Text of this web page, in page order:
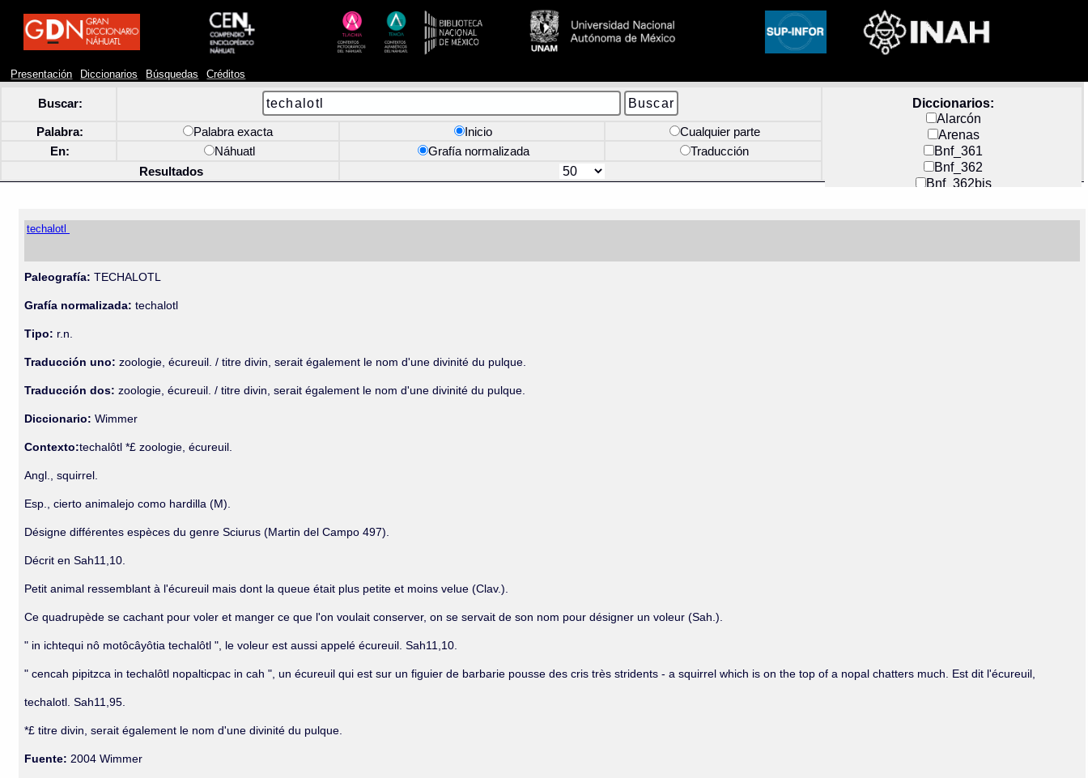
Presentación Diccionarios Búsquedas Créditos
Buscar:
Diccionarios:
Alarcón
Arenas
Bnf_361
Bnf_362
Bnf_362bis
Docs_México
Palabra: Palabra exacta Inicio
Cualquier parte
En:
Náhuatl Grafía normalizada
Traducción
Resultados
techalotl
Paleografía: TECHALOTL
Grafía normalizada: techalotl
Tipo: r.n.
Traducción uno: zoologie, écureuil. / titre divin, serait également le nom d'une divinité du pulque.
Traducción dos: zoologie, écureuil. / titre divin, serait également le nom d'une divinité du pulque.
Diccionario:Wimmer
Contexto:techalôtl *£ zoologie, écureuil.
Angl., squirrel.
Esp., cierto animalejo como hardilla (M).
Désigne différentes espèces du genre Sciurus (Martin del Campo 497).
Décrit en Sah11,10.
Petit animal ressemblant à l'écureuil mais dont la queue était plus petite et moins velue (Clav.).
Ce quadrupède se cachant pour voler et manger ce que l'on voulait conserver, on se servait de son nom pour désigner un voleur (Sah.).
" in ichtequi nô motôcâyôtia techalôtl ", le voleur est aussi appelé écureuil. Sah11,10.
" cencah pipitzca in techalôtl nopalticpac in cah ", un écureuil qui est sur un figuier de barbarie pousse des cris très stridents - a squirrel which is on the top of a nopal chatters much. Est dit l'écureuil,
techalotl. Sah11,95.
*£ titre divin, serait également le nom d'une divinité du pulque.
Fuente: 2004 Wimmer